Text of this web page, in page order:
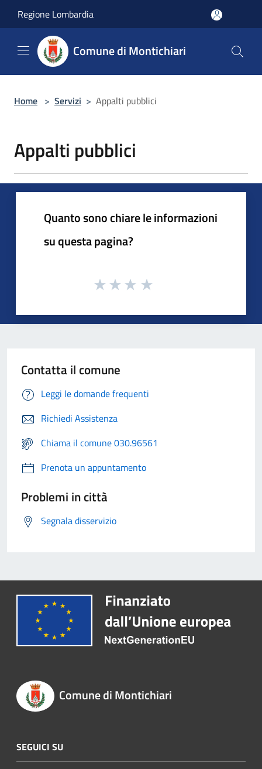
Regione Lombardia
Comune di Montichiari
Home > Servizi > Appalti pubblici
Appalti pubblici
Quanto sono chiare le informazioni
su questa pagina?
Contatta il comune
Leggi le domande frequenti
Richiedi Assistenza
Chiama il comune 030.96561
Prenota un appuntamento
Problemi in città
Segnala disservizio
Comune di Montichiari
SEGUICI SU